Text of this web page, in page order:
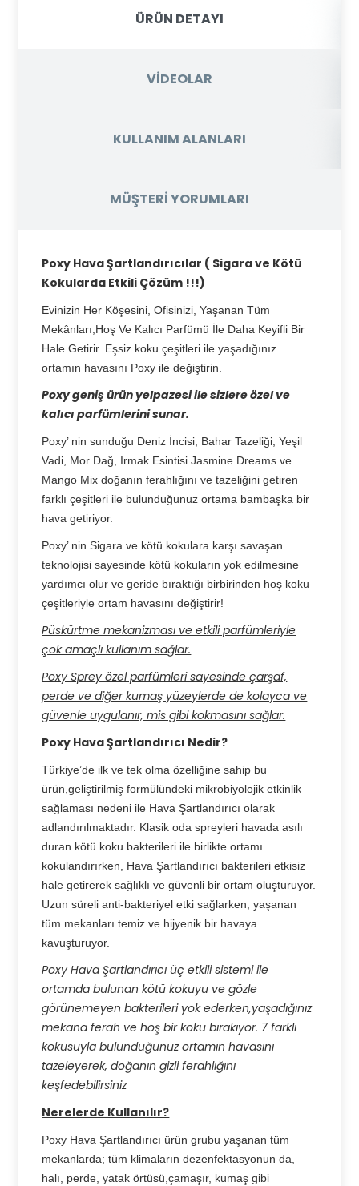
ÜRÜN DETAYI
VİDEOLAR
KULLANIM ALANLARI
MÜŞTERİ YORUMLARI
Poxy Hava Şartlandırıcılar ( Sigara ve Kötü
Kokularda Etkili Çözüm !!!)
Evinizin Her Köşesini, Ofisinizi, Yaşanan Tüm
Mekânları,Hoş Ve Kalıcı Parfümü İle Daha Keyifli Bir
Hale Getirir. Eşsiz koku çeşitleri ile yaşadığınız
ortamın havasını Poxy ile değiştirin.
Poxy geniş ürün yelpazesi ile sizlere özel ve
kalıcı parfümlerini sunar.
Poxy’ nin sunduğu Deniz İncisi, Bahar Tazeliği, Yeşil
Vadi, Mor Dağ, Irmak Esintisi Jasmine Dreams ve
Mango Mix doğanın ferahlığını ve tazeliğini getiren
farklı çeşitleri ile bulunduğunuz ortama bambaşka bir
hava getiriyor.
Poxy’ nin Sigara ve kötü kokulara karşı savaşan
teknolojisi sayesinde kötü kokuların yok edilmesine
yardımcı olur ve geride bıraktığı birbirinden hoş koku
çeşitleriyle ortam havasını değiştirir!
Püskürtme mekanizması ve etkili parfümleriyle
çok amaçlı kullanım sağlar.
Poxy Sprey özel parfümleri sayesinde çarşaf,
perde ve diğer kumaş yüzeylerde de kolayca ve
güvenle uygulanır, mis gibi kokmasını sağlar.
Poxy Hava Şartlandırıcı Nedir?
Türkiye’de ilk ve tek olma özelliğine sahip bu
ürün,geliştirilmiş formülündeki mikrobiyolojik etkinlik
sağlaması nedeni ile Hava Şartlandırıcı olarak
adlandırılmaktadır. Klasik oda spreyleri havada asılı
duran kötü koku bakterileri ile birlikte ortamı
kokulandırırken, Hava Şartlandırıcı bakterileri etkisiz
hale getirerek sağlıklı ve güvenli bir ortam oluşturuyor.
Uzun süreli anti-bakteriyel etki sağlarken, yaşanan
tüm mekanları temiz ve hijyenik bir havaya
kavuşturuyor.
Poxy Hava Şartlandırıcı üç etkili sistemi ile
ortamda bulunan kötü kokuyu ve gözle
görünemeyen bakterileri yok ederken,yaşadığınız
mekana ferah ve hoş bir koku bırakıyor. 7 farklı
kokusuyla bulunduğunuz ortamın havasını
tazeleyerek, doğanın gizli ferahlığını
keşfedebilirsiniz
Nerelerde Kullanılır?
Poxy Hava Şartlandırıcı ürün grubu yaşanan tüm
mekanlarda; tüm klimaların dezenfektasyonun da,
halı, perde, yatak örtüsü,çamaşır, kumaş gibi